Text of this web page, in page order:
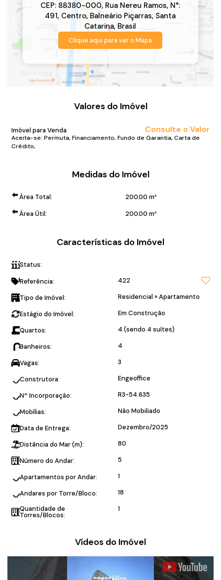
CEP: 88380-000, Rua Nereu Ramos, N°:
491, Centro, Balneário Piçarras, Santa
Catarina, Brasil
Clique aqui para ver o Mapa
Valores do Imóvel
Consulte o Valor
Imóvel para Venda
Aceita-se: Permuta, Financiamento, Fundo de Garantia, Carta de
Crédito,
Medidas do Imóvel
Área Total: 200.00 m²
Área Útil:
200.00 m²
Características do Imóvel
Status:
Referência: 422
Tipo de Imóvel: Residencial »Apartamento
Estágio do Imóvel: Em Construção
Quartos: 4 (sendo 4 suítes)
Banheiros: 4
Vagas: 3
Construtora: Engeoffice
Nº Incorporação: R3-54.635
Mobílias: Não Mobiliado
Data de Entrega: Dezembro/2025
Distância do Mar (m): 80
Número do Andar: 5
Apartamentos por Andar: 1
Andares por Torre/Bloco:
18
Quantidade de
Torres/Blocos:
1
Vídeos do Imóvel